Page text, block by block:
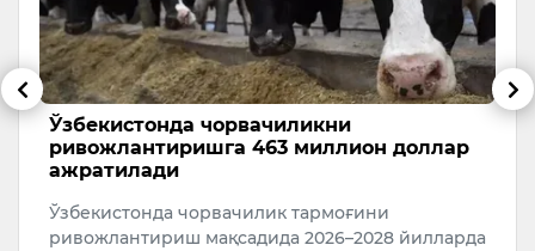
Ўзбекистонда чорвачиликни
ривожлантиришга 463 миллион доллар
ажратилади
Ўзбекистонда чорвачилик тармоғини
ривожлантириш мақсадида 2026–2028 йилларда